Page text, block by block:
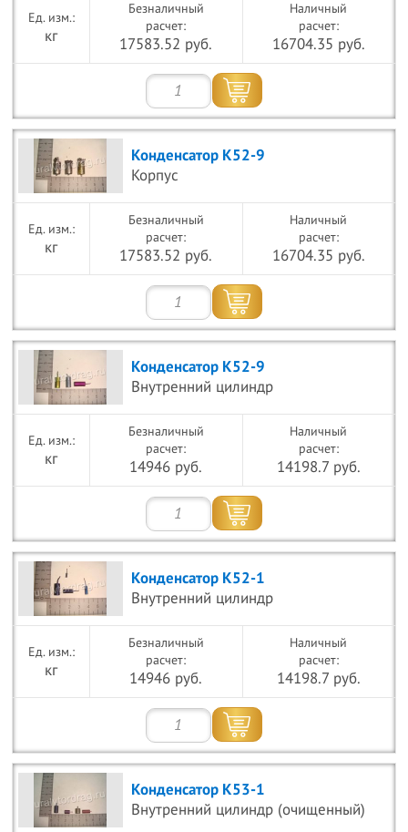
кг
Безналичный
расчет:
17583.52 руб.
Наличный
расчет:
16704.35 руб.
Конденсатор К52-9
Корпус
кг
Безналичный
расчет:
17583.52 руб.
Наличный
расчет:
16704.35 руб.
Конденсатор К52-9
Внутренний цилиндр
кг
Безналичный
расчет:
14946 руб.
Наличный
расчет:
14198.7 руб.
Конденсатор К52-1
Внутренний цилиндр
кг
Безналичный
расчет:
14946 руб.
Наличный
расчет:
14198.7 руб.
Конденсатор К53-1
Внутренний цилиндр (очищенный)